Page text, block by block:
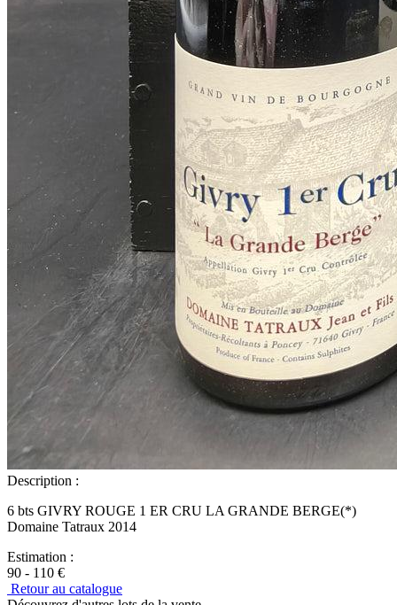
Description :
6 bts GIVRY ROUGE 1 ER CRU LA GRANDE BERGE(*)
Domaine Tatraux 2014
Estimation :
90 - 110 €
Retour au catalogue